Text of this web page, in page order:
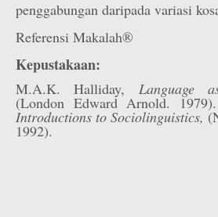
penggabungan daripada variasi
Referensi Makalah®
Kepustakaan:
M.A.K. Halliday, Language
(London Edward Arnold.
Introductions to Sociolinguistics,
1992).